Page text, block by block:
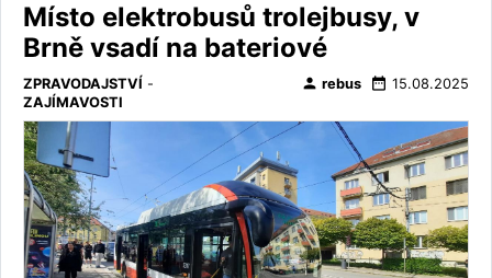
Místo elektrobusů trolejbusy, v
Brně vsadí na bateriové
ZPRAVODAJSTVÍ -
ZAJÍMAVOSTI
person rebus date_range 15.08.2025